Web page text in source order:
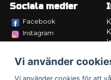
Sociala medier
Facebook
Instagram
Vi använder
Vi använder cookies för att